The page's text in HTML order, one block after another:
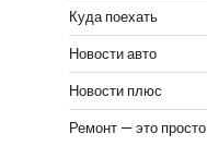
Куда поехать
Новости авто
Новости плюс
Ремонт — это просто